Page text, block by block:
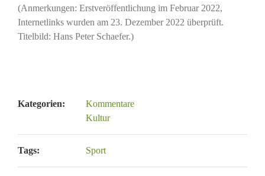
(Anmerkungen: Erstveröffentlichung im Februar 2022,
Internetlinks wurden am 23. Dezember 2022 überprüft.
Titelbild: Hans Peter Schaefer.)
Kategorien:
Kommentare
Kultur
Tags: Sport